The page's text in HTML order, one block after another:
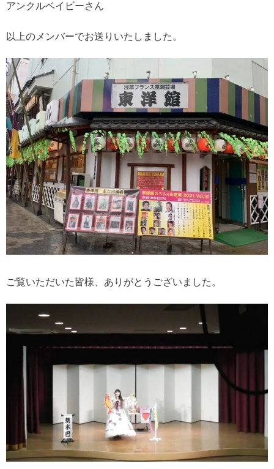
アンクルベイビーさん
以上のメンバーでお送りいたしました。
ご覧いただいた皆様、ありがとうございました。